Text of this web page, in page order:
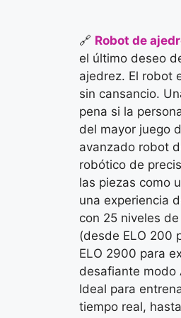
🔗 Robot de
el último deseo
ajedrez. El robot
sin cansancio.
pena si la
del mayor juego
avanzado robot
robótico de
las piezas como
una experiencia
con 25 niveles
(desde ELO 200
ELO 2900 para
desafiante modo
Ideal para
tiempo real,